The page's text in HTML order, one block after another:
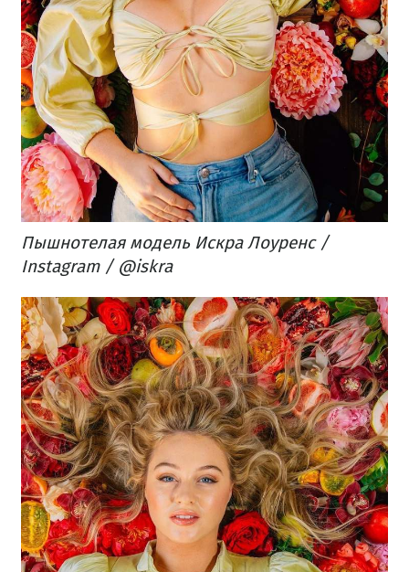
Пышнотелая модель Искра Лоуренс /
Instagram / @iskra